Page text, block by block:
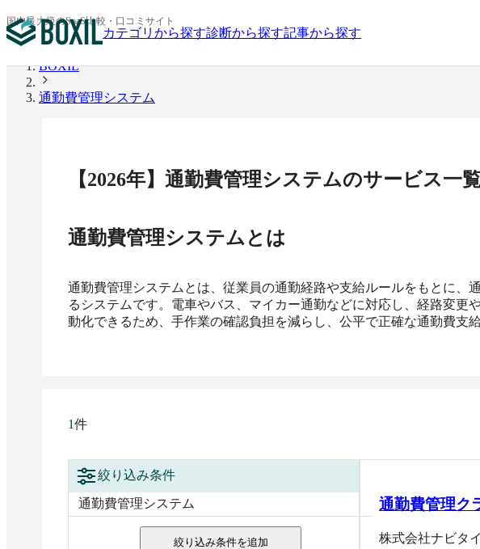
国内最大級のSaaS比較・口コミサイト
カテゴリから探す診断から探す記事から探す
BOXIL
通勤費管理システム
【2026年】 通勤費管理システムのサービス一
通勤費管理システム とは
通勤費管理システムとは、従業員の通勤経路や支給ルールをもとに、
るシステムです。電車やバス、マイカー通勤などに対応し、経路変更
動化できるため、手作業の確認負担を減らし、公平で正確な通勤費支
1件
絞り込み条件
通勤費管理システム
絞り込み条件を追加
通勤費管理ク
株式会社ナビタ